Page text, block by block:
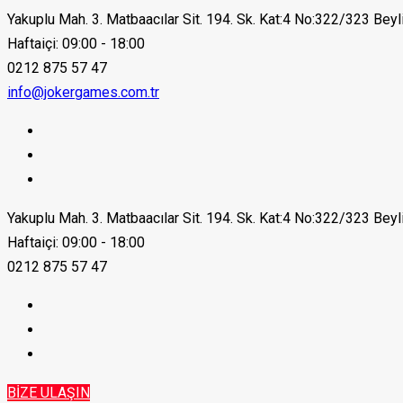
Yakuplu Mah. 3. Matbaacılar Sit. 194. Sk. Kat:4 No:322/323
Haftaiçi: 09:00 - 18:00
0212 875 57 47
info@jokergames.com.tr
Yakuplu Mah. 3. Matbaacılar Sit. 194. Sk. Kat:4 No:322/323
Haftaiçi: 09:00 - 18:00
0212 875 57 47
BİZE ULAŞIN